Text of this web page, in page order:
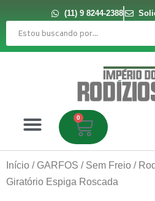
conteúdo
(11) 9 8244-2388
Pesquisar
0
Carrinho
Início / GARFOS / Sem Freio /
Giratório Espiga Roscada